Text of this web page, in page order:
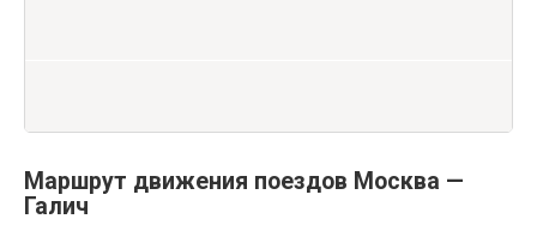
Маршрут движения поездов Москва —
Галич